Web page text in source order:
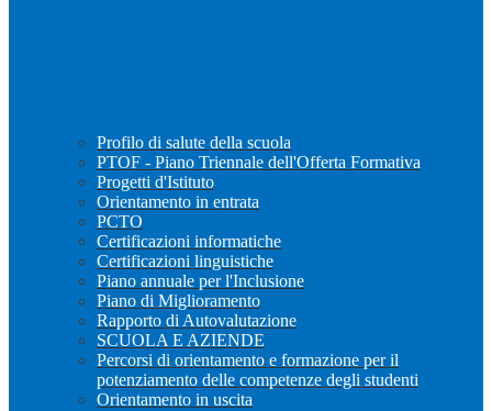
Profilo di salute della scuola
PTOF - Piano Triennale dell'Offerta Formativa
Progetti d'Istituto
Orientamento in entrata
PCTO
Certificazioni informatiche
Certificazioni linguistiche
Piano annuale per l'Inclusione
Piano di Miglioramento
Rapporto di Autovalutazione
SCUOLA E AZIENDE
Percorsi di orientamento e formazione per il
potenziamento delle competenze degli studenti
Orientamento in uscita